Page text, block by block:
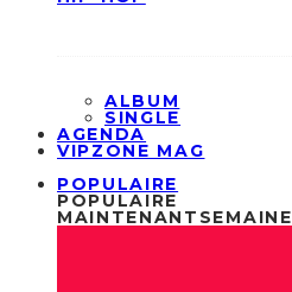
ALBUM
SINGLE
AGENDA
VIPZONE MAG
POPULAIRE
POPULAIRE
MAINTENANT SEMAINE